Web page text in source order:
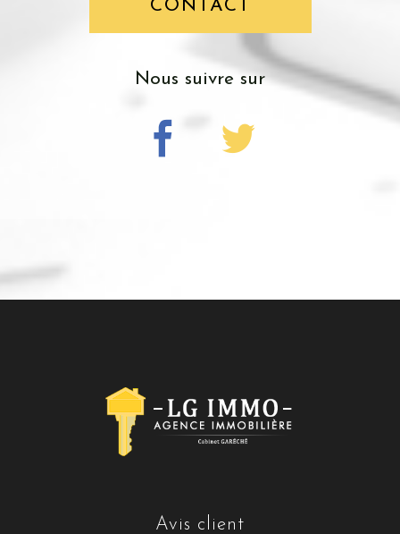
CONTACT
nous suivre sur
avis client